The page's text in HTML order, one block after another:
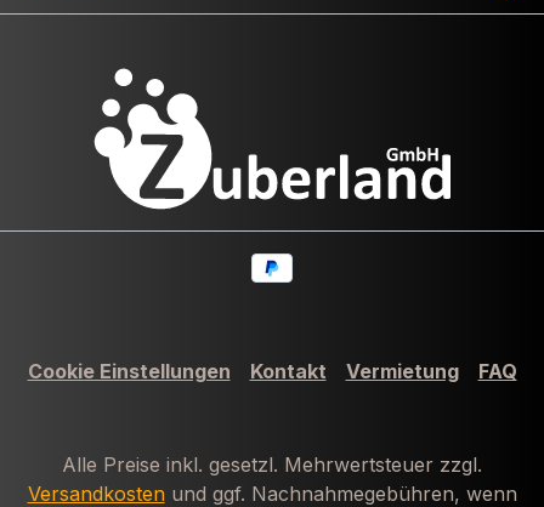
Cookie Einstellungen Kontakt Vermietung FAQ
Alle Preise inkl. gesetzl. Mehrwertsteuer zzgl.
Versandkosten und ggf. Nachnahmegebühren, wenn